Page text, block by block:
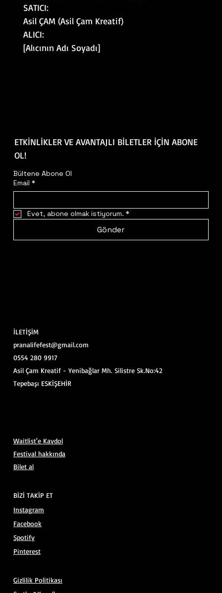
SATICI:
Asil ÇAM (Asil Çam Kreatif)
ALICI:
[Alıcının Adı Soyadı]
ETKİNLİKLER VE AVANTAJLI BİLETLER İÇİN ABONE
OL!
Bültene Abone Ol
Email *
Evet, abone olmak istiyorum. *
Gönder
Waitlist'e Kaydol
Festival hakkında
Bilet al
BİZİ TAKİP ET
Instagram
Facebook
Pinterest
Spotify
Gizlilik Politikası
İLETİŞİM
pranalifefest@gmail.com
0554 280 9917
Asil Çam Kreatif - Yenibağlar Mh. Silistre Sk.No:42
Tepebaşı ESKİŞEHİR